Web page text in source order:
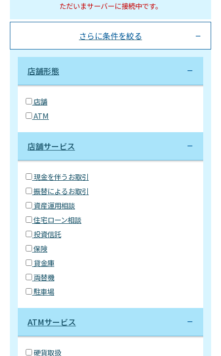
ただいまサーバーに接続中です。
さらに条件を絞る
店舗形態
店舗
ATM
店舗サービス
現金を伴うお取引
振替によるお取引
資産運用相談
住宅ローン相談
投資信託
保険
貸金庫
両替機
駐車場
ATMサービス
硬貨取扱